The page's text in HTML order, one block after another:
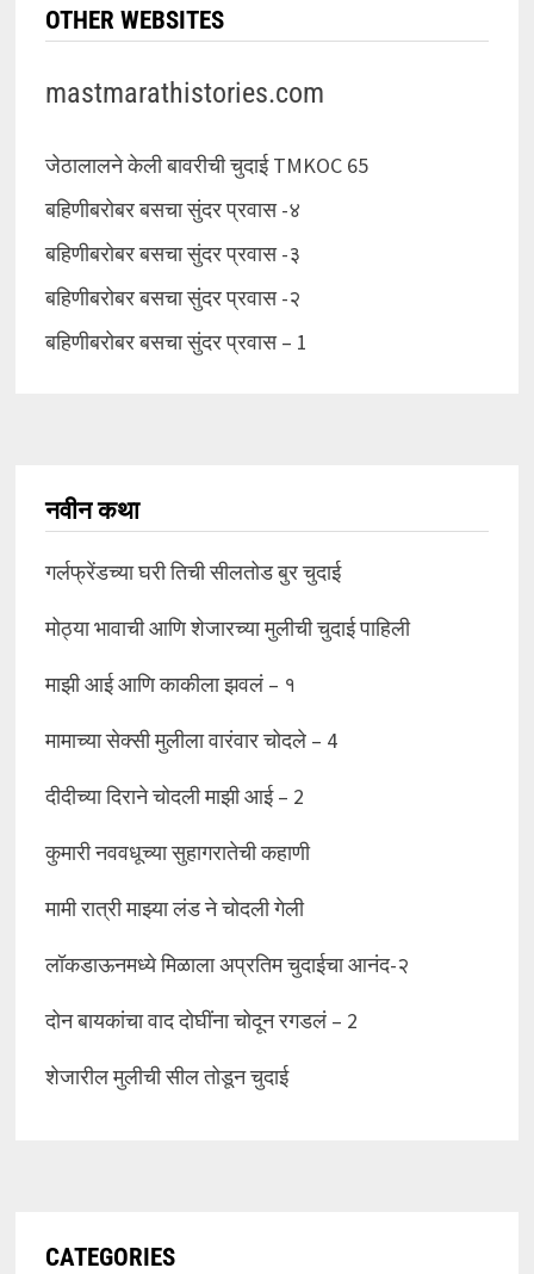
OTHER WEBSITES
mastmarathistories.com
जेठालालने केली बावरीची चुदाई TMKOC 65
बहिणीबरोबर बसचा सुंदर प्रवास -४
बहिणीबरोबर बसचा सुंदर प्रवास -३
बहिणीबरोबर बसचा सुंदर प्रवास -२
बहिणीबरोबर बसचा सुंदर प्रवास – 1
नवीन कथा
गर्लफ्रेंडच्या घरी तिची सीलतोड बुर चुदाई
मोठ्या भावाची आणि शेजारच्या मुलीची चुदाई पाहिली
माझी आई आणि काकीला झवलं – १
मामाच्या सेक्सी मुलीला वारंवार चोदले – 4
दीदीच्या दिराने चोदली माझी आई – 2
कुमारी नववधूच्या सुहागरातेची कहाणी
मामी रात्री माझ्या लंड ने चोदली गेली
लॉकडाऊनमध्ये मिळाला अप्रतिम चुदाईचा आनंद-२
दोन बायकांचा वाद दोघींना चोदून रगडलं – 2
शेजारील मुलीची सील तोडून चुदाई
CATEGORIES